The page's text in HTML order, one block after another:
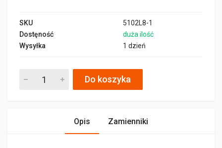
SKU
5102L8-1
Dostęność
duża ilość
Wysyłka
1 dzień
Do koszyka
Opis Zamienniki